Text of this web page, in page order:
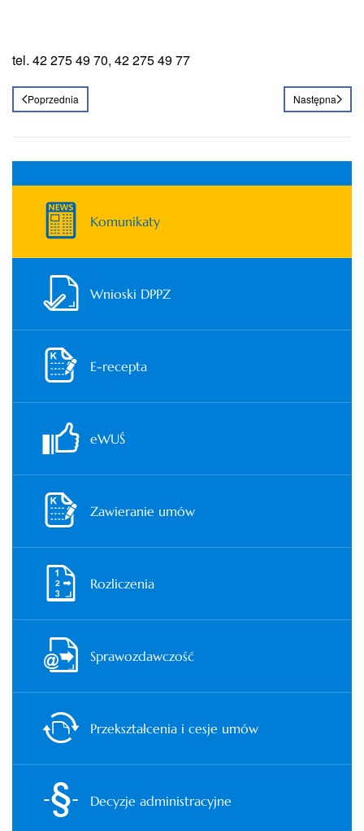
tel. 42 275 49 70, 42 275 49 77
Poprzednia Następna
Komunikaty
Wnioski DPPZ
E-recepta
eWUŚ
Zawieranie umów
Rozliczenia
Sprawozdawczość
Przekształcenia i cesje umów
Decyzje administracyjne